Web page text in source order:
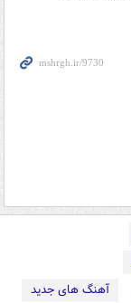
آهنگ های جدید